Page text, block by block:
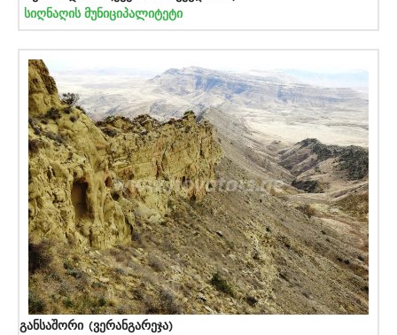
სიღნაღის მუნიციპალიტეტი
განსაშორი (ვერანგარეჯა)